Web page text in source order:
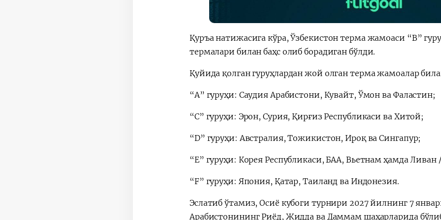
Қуръа натижасига кўра, Ўзбекистон терма жамоаси “В”
термалари билан баҳс олиб борадиган бўлди.
Қуйида қолган гуруҳлардан жой олган терма жамоалар
“А” гуруҳи: Саудия Арабистони, Кувайт, Ўмон ва Фаластин;
“С” гуруҳи: Эрон, Сурия, Қирғиз Республикаси ва Хитой;
“D” гуруҳи: Австралия, Тожикистон, Ироқ ва Сингапур;
“Е” гуруҳи: Корея Республикаси, БАА, Вьетнам ҳамда
“F” гуруҳи: Япония, Қатар, Таиланд ва Индонезия.
Эслатиб ўтамиз, Осиё кубоги турнири 2027 йилнинг 7
Арабистонининг Риёд, Жидда ва Даммам шаҳарларида